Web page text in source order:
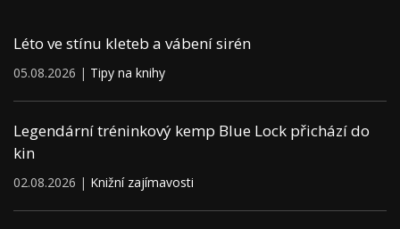
Léto ve stínu kleteb a vábení sirén
05.08.2026 | Tipy na knihy
Legendární tréninkový kemp Blue Lock přichází do
kin
02.08.2026 | Knižní zajímavosti